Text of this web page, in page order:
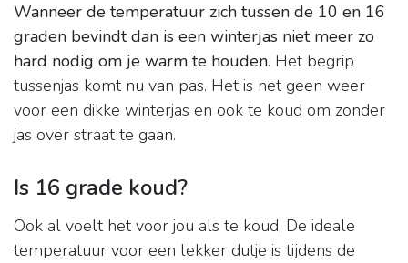
Wanneer de temperatuur zich tussen de 10 en 16
graden bevindt dan is een winterjas niet meer zo
hard nodig om je warm te houden. Het begrip
tussenjas komt nu van pas. Het is net geen weer
voor een dikke winterjas en ook te koud om zonder
jas over straat te gaan.
Is 16 grade koud?
Ook al voelt het voor jou als te koud, De ideale
temperatuur voor een lekker dutje is tijdens de